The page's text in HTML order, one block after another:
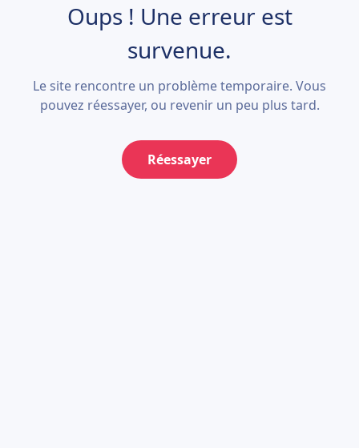
Oups ! Une erreur est
survenue.
Le site rencontre un problème temporaire. Vous
pouvez réessayer, ou revenir un peu plus tard.
Réessayer